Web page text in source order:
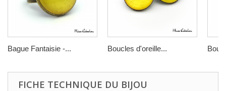
Bague Fantaisie -... Boucles d'oreille...
FICHE TECHNIQUE DU BIJOU